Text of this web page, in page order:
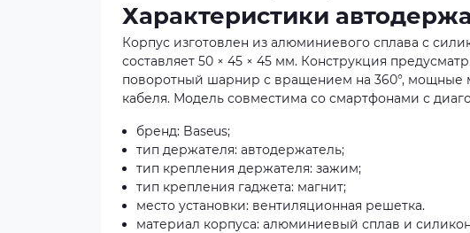
Характеристики
Корпус изготовлен из алюминиевого сплава с
составляет 50 × 45 × 45 мм. Конструкция
поворотный шарнир с вращением на 360°, мощные
кабеля. Модель совместима со смартфонами с
бренд: Baseus;
тип держателя: автодержатель;
тип крепления держателя: зажим;
тип крепления гаджета: магнит;
место установки: вентиляционная решетка.
материал корпуса: алюминиевый сплав и